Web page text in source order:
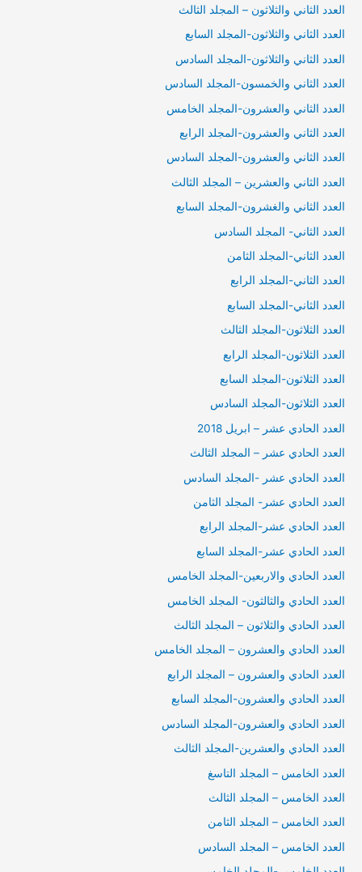
العدد الثاني والثلاثون – المجلد الثالث
العدد الثاني والثلاثون-المجلد السابع
العدد الثاني والثلاثون-المجلد السادس
العدد الثاني والخمسون-المجلد السادس
العدد الثاني والعشرون-المجلد الخامس
العدد الثاني والعشرون-المجلد الرابع
العدد الثاني والعشرون-المجلد السادس
العدد الثاني والعشرين – المجلد الثالث
العدد الثاني والغشرون-المجلد السابع
العدد الثاني- المجلد السادس
العدد الثاني-المجلد الثامن
العدد الثاني-المجلد الرابع
العدد الثاني-المجلد السابع
العدد الثلاثون-المجلد الثالث
العدد الثلاثون-المجلد الرابع
العدد الثلاثون-المجلد السابع
العدد الثلاثون-المجلد السادس
العدد الحادي عشر – ابريل 2018
العدد الحادي عشر – المجلد الثالث
العدد الحادي عشر -المجلد السادس
العدد الحادي عشر- المجلد الثامن
العدد الحادي عشر-المجلد الرابع
العدد الحادي عشر-المجلد السابع
العدد الحادي والاربعين-المجلد الخامس
العدد الحادي والثالثون- المجلد الخامس
العدد الحادي والثلاثون – المجلد الثالث
العدد الحادي والعشرون – المجلد الخامس
العدد الحادي والعشرون – المجلد الرابع
العدد الحادي والعشرون-المجلد السابع
العدد الحادي والعشرون-المجلد السادس
العدد الحادي والعشرين-المجلد الثالث
العدد الخامس – المجلد التاسغ
العدد الخامس – المجلد الثالث
العدد الخامس – المجلد الثامن
العدد الخامس – المجلد السادس